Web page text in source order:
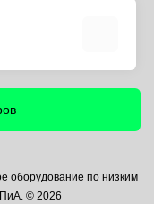
по низким
© 2026